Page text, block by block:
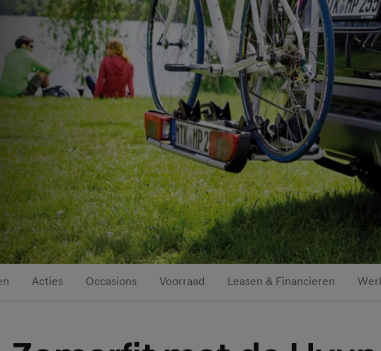
Acties Occasions Voorraad Leasen & Financieren